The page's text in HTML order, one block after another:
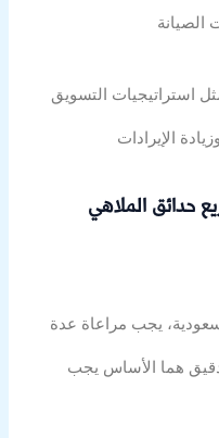
استراتيجيات التسويق
حدائق الملاهي
يجب مراعاة عدة
هما الأساس يجب